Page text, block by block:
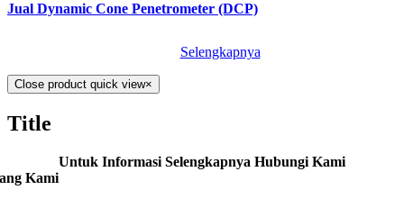
Jual Dynamic Cone Penetrometer (DCP)
Selengkapnya
Close product quick view×
Title
Untuk Informasi Selengkapnya Hubungi Kami
Kami